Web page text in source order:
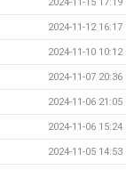
2024-11-12 16:17
2024-11-10 10:12
2024-11-07 20:36
2024-11-06 21:05
2024-11-06 15:24
2024-11-05 14:53